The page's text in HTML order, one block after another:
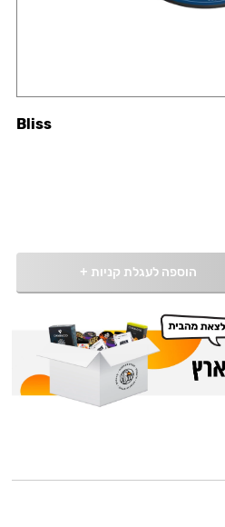
Bliss
הוספה לעגלת קניות +